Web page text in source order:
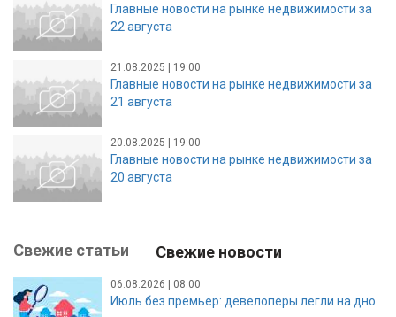
Главные новости на рынке недвижимости за
22 августа
21.08.2025 | 19:00
Главные новости на рынке недвижимости за
21 августа
20.08.2025 | 19:00
Главные новости на рынке недвижимости за
20 августа
Свежие статьи Свежие новости
06.08.2026 | 08:00
Июль без премьер: девелоперы легли на дно